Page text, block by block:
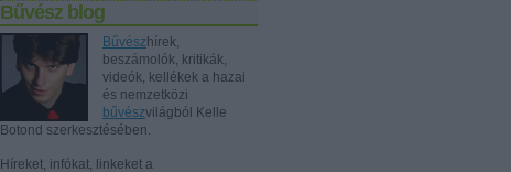
Bűvész blog
Bűvész hírek,
beszámolók, kritikák,
videók, kellékek a hazai
és nemzetközi
bűvészvilágból Kelle
Botond szerkesztésében.
Híreket, infókat, linkeket a